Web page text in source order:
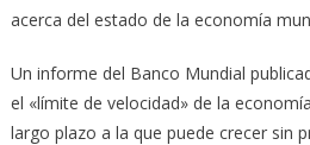
acerca del estado de la economía
Un informe del Banco Mundial
el «límite de velocidad» de la
largo plazo a la que puede crecer sin